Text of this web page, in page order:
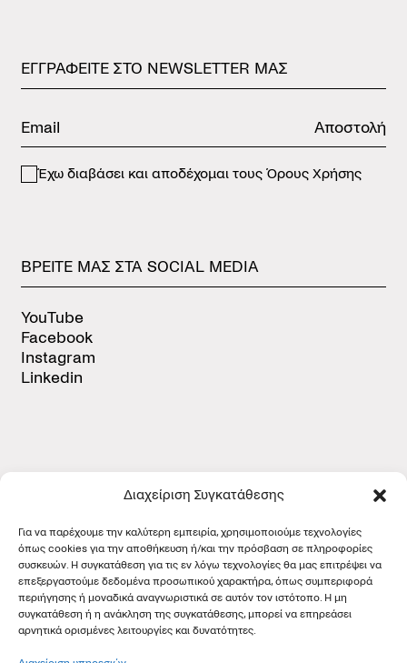
Διαχείριση Συγκατάθεσης
Για να παρέχουμε την καλύτερη εμπειρία, χρησιμοποιούμε τεχνολογίες
όπως cookies για την αποθήκευση ή/και την πρόσβαση σε πληροφορίες
συσκευών. Η συγκατάθεση για τις εν λόγω τεχνολογίες θα μας επιτρέψει να
επεξεργαστούμε δεδομένα προσωπικού χαρακτήρα, όπως συμπεριφορά
περιήγησης ή μοναδικά αναγνωριστικά σε αυτόν τον ιστότοπο. Η μη
συγκατάθεση ή η ανάκληση της συγκατάθεσης, μπορεί να επηρεάσει
αρνητικά ορισμένες λειτουργίες και δυνατότητες.
ΕΓΓΡΑΦΕΙΤΕ ΣΤΟ NEWSLETTER ΜΑΣ
Αποστολή
Έχω διαβάσει και αποδέχομαι τουςΌρους Χρήσης
ΒΡΕΙΤΕ ΜΑΣ ΣΤΑ SOCIAL MEDIA
YouTube
Facebook
Instagram
Linkedin